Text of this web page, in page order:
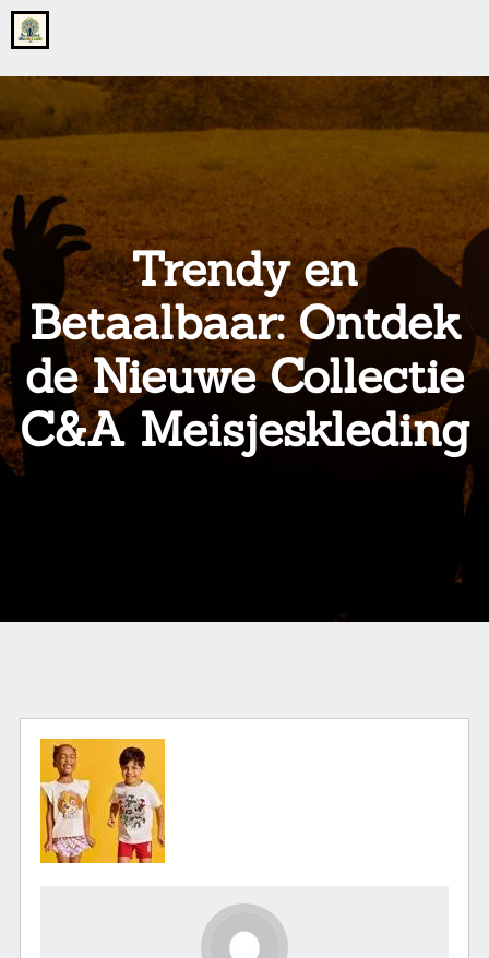
Go
to
home
onsgrotegezin.nl
Trendy en
Betaalbaar: Ontdek
de Nieuwe Collectie
C&A Meisjeskleding